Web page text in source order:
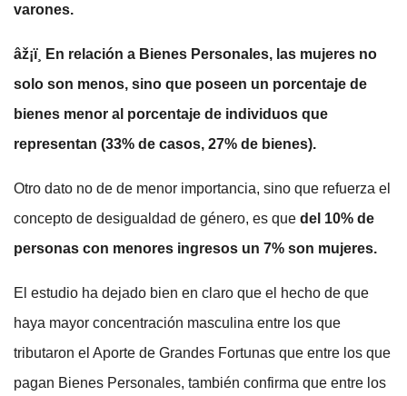
varones.
âž¡ï¸
En relación a Bienes Personales, las mujeres no
solo son menos, sino que poseen un porcentaje de
bienes menor al porcentaje de individuos que
representan (33% de casos, 27% de bienes).
Otro dato no de de menor importancia, sino que refuerza el
concepto de desigualdad de género, es que del 10% de
personas con menores ingresos un 7% son mujeres.
El estudio ha dejado bien en claro que el hecho de que
haya mayor concentración masculina entre los que
tributaron el Aporte de Grandes Fortunas que entre los que
pagan Bienes Personales, también confirma que entre los